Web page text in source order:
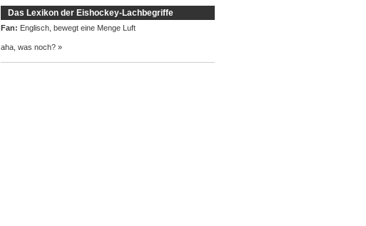
Das Lexikon der Eishockey-Lachbegriffe
Fan: Englisch, bewegt eine Menge Luft
aha, was noch? »